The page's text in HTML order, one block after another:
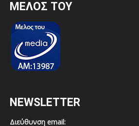
MEΛΟΣ ΤΟΥ
NEWSLETTER
Διεύθυνση email: